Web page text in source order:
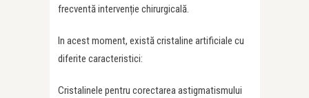
frecventă intervenție chirurgicală.
In acest moment, există cristaline artificiale cu
diferite caracteristici:
Cristalinele pentru corectarea astigmatismului